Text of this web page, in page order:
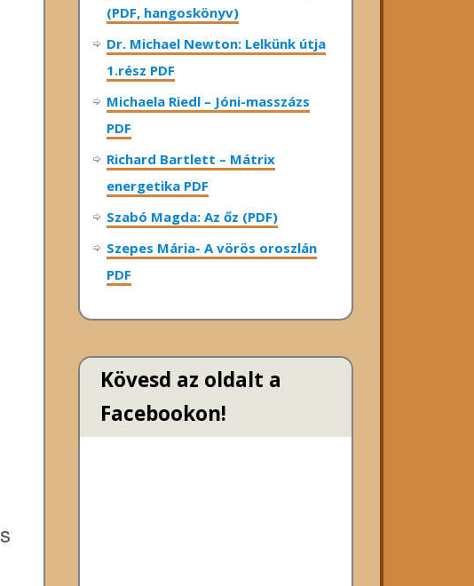
(PDF, hangoskönyv)
Dr. Michael Newton: Lelkünk útja
1.rész PDF
Michaela Riedl – Jóni-masszázs
PDF
Richard Bartlett – Mátrix
energetika PDF
Szabó Magda: Az őz (PDF)
Szepes Mária- A vörös oroszlán
PDF
Kövesd az oldalt a
Facebookon!